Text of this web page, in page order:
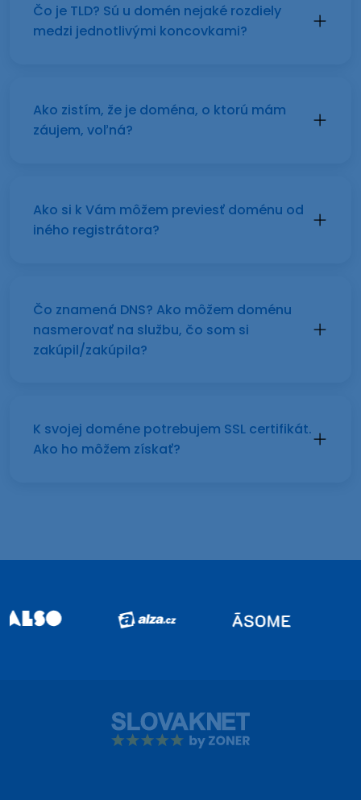
Čo je TLD? Sú u domén nejaké rozdiely
medzi jednotlivými koncovkami?
Ako zistím, že je doména, o ktorú mám
záujem, voľná?
Ako si k Vám môžem previesť doménu od
iného registrátora?
Čo znamená DNS? Ako môžem doménu
nasmerovať na službu, čo som si
zakúpil/zakúpila?
K svojej doméne potrebujem SSL certifikát.
Ako ho môžem získať?